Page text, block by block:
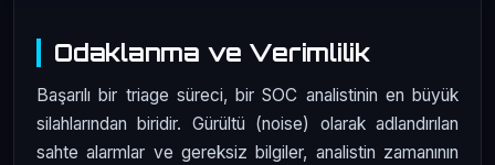
Odaklanma ve Verimlilik
Başarılı bir triage süreci, bir SOC analistinin en büyük
silahlarından biridir. Gürültü (noise) olarak adlandırılan
sahte alarmlar ve gereksiz bilgiler, analistin zamanının